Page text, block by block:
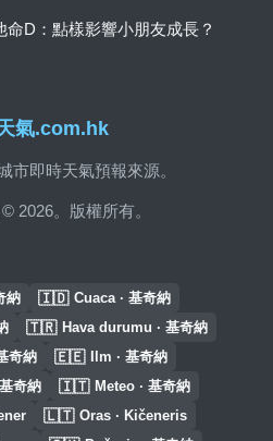
氣.com.hk
市即時天氣預報來源。
2026。版權所有。
D：點樣影響小朋友成長？
納 🇮🇩 Cuaca · 基奇納
🇹🇷 Hava durumu · 基奇納
奇納 🇪🇪 Ilm · 基奇納
奇納 🇮🇹 Meteo · 基奇納
🇱🇹 Oras · Kičeneris